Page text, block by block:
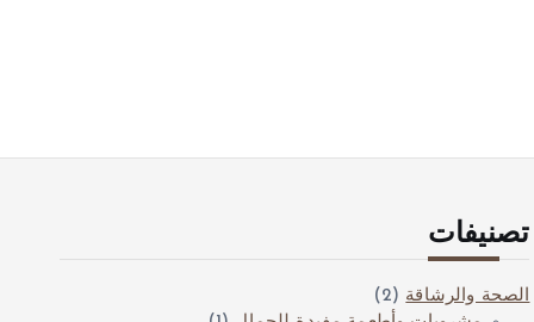
تصنيفات
الصحة والرشاقة (2)